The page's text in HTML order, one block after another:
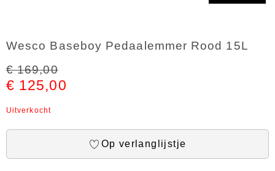
Wesco Baseboy Pedaalemmer Rood 15L
€ 169,00
€ 125,00
Uitverkocht
Op verlanglijstje